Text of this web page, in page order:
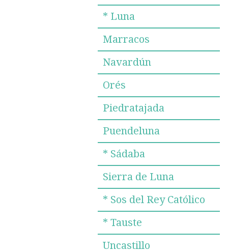
* Luna
Marracos
Navardún
Orés
Piedratajada
Puendeluna
* Sádaba
Sierra de Luna
* Sos del Rey Católico
* Tauste
Uncastillo